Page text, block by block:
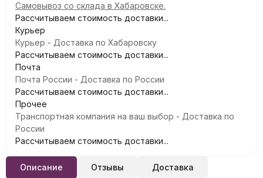
Самовывоз со склада в Хабаровске.
Рассчитываем стоимость доставки...
Курьер
Курьер - Доставка по Хабаровску
Рассчитываем стоимость доставки...
Почта
Почта России - Доставка по России
Рассчитываем стоимость доставки...
Прочее
Транспортная компания на ваш выбор - Доставка по
России
Рассчитываем стоимость доставки...
Описание Отзывы Доставка